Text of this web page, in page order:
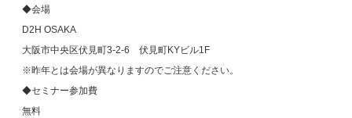
◆会場
D2H OSAKA
大阪市中央区伏見町3-2-6 伏見町KYビル1F
※昨年とは会場が異なりますのでご注意ください。
◆セミナー参加費
無料